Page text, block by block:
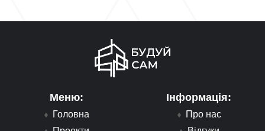
Меню:
Головна
Інформація:
Про нас